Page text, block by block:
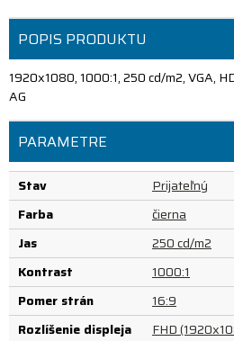
POPIS PRODUKTU
1920x1080, 1000:1, 250 cd/m2, VGA,
AG
PARAMETRE
Stav
Prijateľný
Farba
čierna
Jas
250 cd/m2
Kontrast
1000:1
Pomer strán
16:9
Rozlíšenie displeja
FHD